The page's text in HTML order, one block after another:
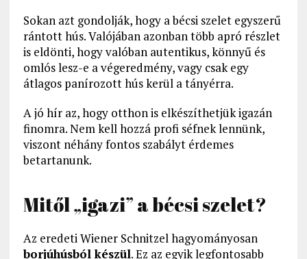
Sokan azt gondolják, hogy a bécsi szelet egyszerű
rántott hús. Valójában azonban több apró részlet
is eldönti, hogy valóban autentikus, könnyű és
omlós lesz-e a végeredmény, vagy csak egy
átlagos panírozott hús kerül a tányérra.
A jó hír az, hogy otthon is elkészíthetjük igazán
finomra. Nem kell hozzá profi séfnek lennünk,
viszont néhány fontos szabályt érdemes
betartanunk.
Mitől „igazi” a bécsi szelet?
Az eredeti Wiener Schnitzel hagyományosan
borjúhúsból készül. Ez az egyik legfontosabb